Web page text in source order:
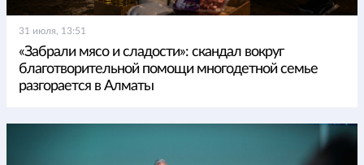
31 июля, 13:51
«Забрали мясо и сладости»: скандал вокруг
благотворительной помощи многодетной семье
разгорается в Алматы